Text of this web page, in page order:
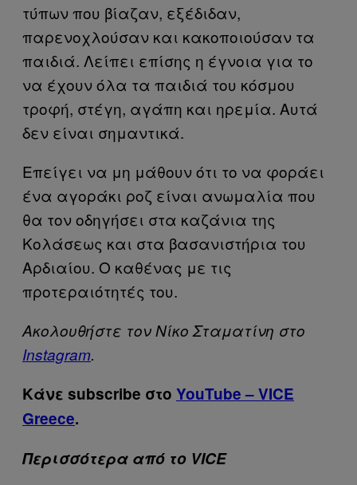
τύπων που βίαζαν, εξέδιδαν,
παρενοχλούσαν και κακοποιούσαν τα
παιδιά. Λείπει επίσης η έγνοια για το
να έχουν όλα τα παιδιά του κόσμου
τροφή, στέγη, αγάπη και ηρεμία. Αυτά
δεν είναι σημαντικά.
Επείγει να μη μάθουν ότι το να φοράει
ένα αγοράκι ροζ είναι ανωμαλία που
θα τον οδηγήσει στα καζάνια της
Κολάσεως και στα βασανιστήρια του
Αρδιαίου. Ο καθένας με τις
προτεραιότητές του.
Ακολουθήστε τον Νίκο Σταματίνη στο
Instagram.
Κάνε subscribe στο YouTube – VICE
Greece.
Περισσότερα από το VICE